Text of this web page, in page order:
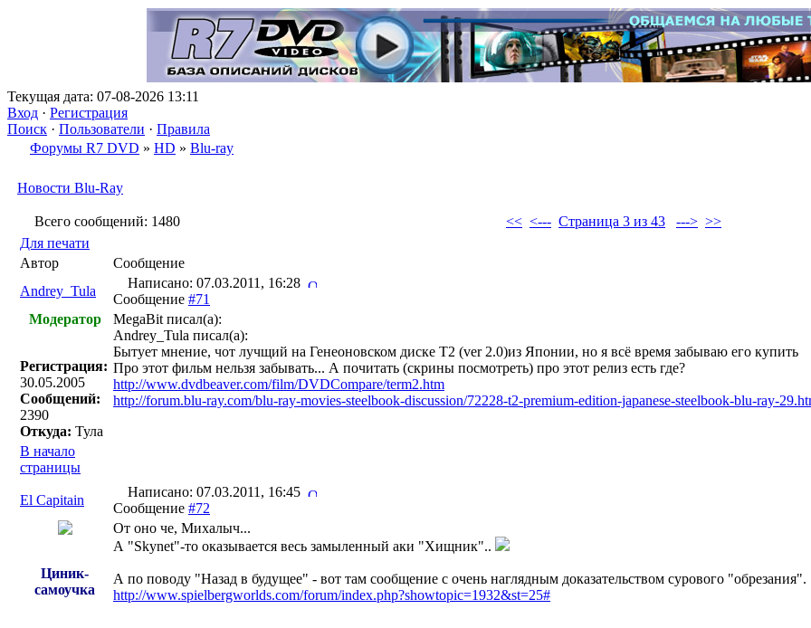
Текущая дата: 07-08-2026 13:11
Вход · Регистрация
Поиск · Пользователи · Правила
Форумы R7 DVD » HD » Blu-ray
Новости Blu-Ray
Всего сообщений: 1480 << <--- Страница 3 из 43 ---> >>
Для печати
Автор
Сообщение
Andrey_Tula
Написано: 07.03.2011, 16:28
Сообщение #71
Модератор
Регистрация:
30.05.2005
Сообщений:
2390
Откуда: Тула
MegaBit писал(a):
Andrey_Tula писал(a):
Бытует мнение, чот лучщий на Генеоновском диске T2 (ver 2.0)из Японии, но я всё время забываю его купить
Про этот фильм нельзя забывать... А почитать (скрины посмотреть) про этот релиз есть где?
http://www.dvdbeaver.com/film/DVDCompare/term2.htm
http://forum.blu-ray.com/blu-ray-movies-steelbook-discussion/72228-t2-premium-edition-japanese-steelbook-blu-ray-
В начало
страницы
El Capitain
Написано: 07.03.2011, 16:45
Сообщение #72
Циник-
самоучка
От оно че, Михалыч...
А "Skynet"-то оказывается весь замыленный аки "Хищник"..
А по поводу "Назад в будущее" - вот там сообщение с очень наглядным доказательством сурового "обрезания".
http://www.spielbergworlds.com/forum/index.php?showtopic=1932&st=25#